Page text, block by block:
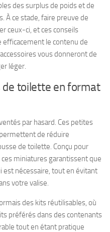
des surplus de poids et de
À ce stade, faire preuve de
ceux-ci, et ces conseils
le contenu de
vous donneront de
léger.
de toilette en format
par hasard. Ces petites
de réduire
de toilette. Conçu pour
ces miniatures garantissent que
nécessaire, tout en évitant
votre valise.
des kits réutilisables, où
préférés dans des contenants
tout en étant pratique